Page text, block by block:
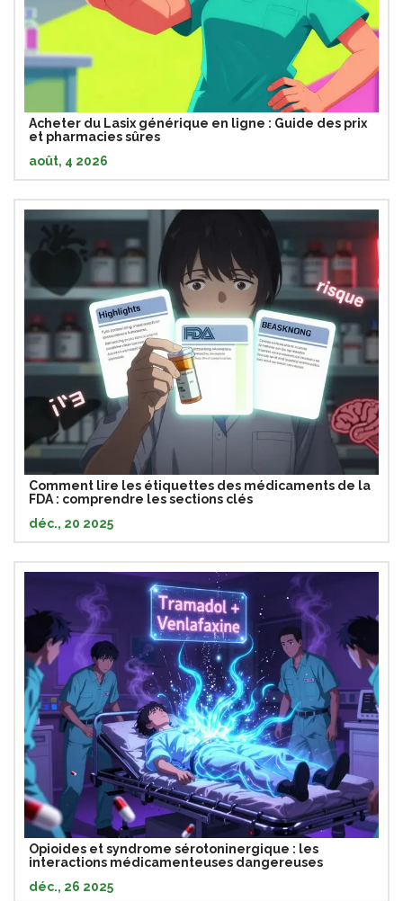
Acheter du Lasix générique en ligne : Guide des prix
et pharmacies sûres
août, 4 2026
Comment lire les étiquettes des médicaments de la
FDA : comprendre les sections clés
déc., 20 2025
Opioides et syndrome sérotoninergique : les
interactions médicamenteuses dangereuses
déc., 26 2025